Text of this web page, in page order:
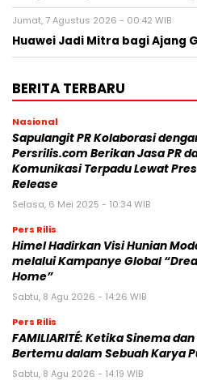
Jumat, 7 Agustus 2026 - 00:42 WIB
Huawei Jadi Mitra bagi Ajang
BERITA TERBARU
Nasional
Sapulangit PR Kolaborasi
Persrilis.com Berikan Jasa PR
Komunikasi Terpadu Lewat
Release
Selasa, 6 Mei 2025 - 10:34 WIB
Pers Rilis
Himel Hadirkan Visi Hunian
melalui Kampanye Global
Home”
Sabtu, 8 Agu 2026 - 14:26 WIB
Pers Rilis
FAMILIARITÉ: Ketika Sinema
Bertemu dalam Sebuah Karya
Sabtu, 8 Agu 2026 - 14:19 WIB